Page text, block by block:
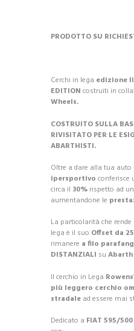
PRODOTTO SU
Cerchi in lega edizione
EDITION costruiti in
Wheels.
COSTRUITO SULLA
RIVISITATO PER LE
ABARTHISTI.
Oltre a dare alla tua auto
ipersportivo conferisce
circa il 30% rispetto ad
aumentandone le
La particolarità che rende
lega è il suo Offset da
rimanere a filo
DISTANZIALI su
Il cerchio in Lega
più leggero cerchio
stradale ad essere mai
Dedicato a FIAT 595/